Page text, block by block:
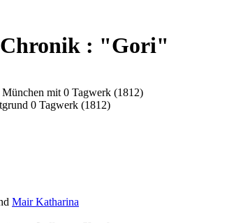
Chronik : "Gori"
mit 0 Tagwerk (1812)
0 Tagwerk (1812)
Mair Katharina